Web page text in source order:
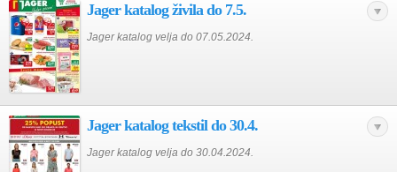
Jager katalog živila do 7.5.
Jager katalog velja do 07.05.2024.
Jager katalog tekstil do 30.4.
Jager katalog velja do 30.04.2024.